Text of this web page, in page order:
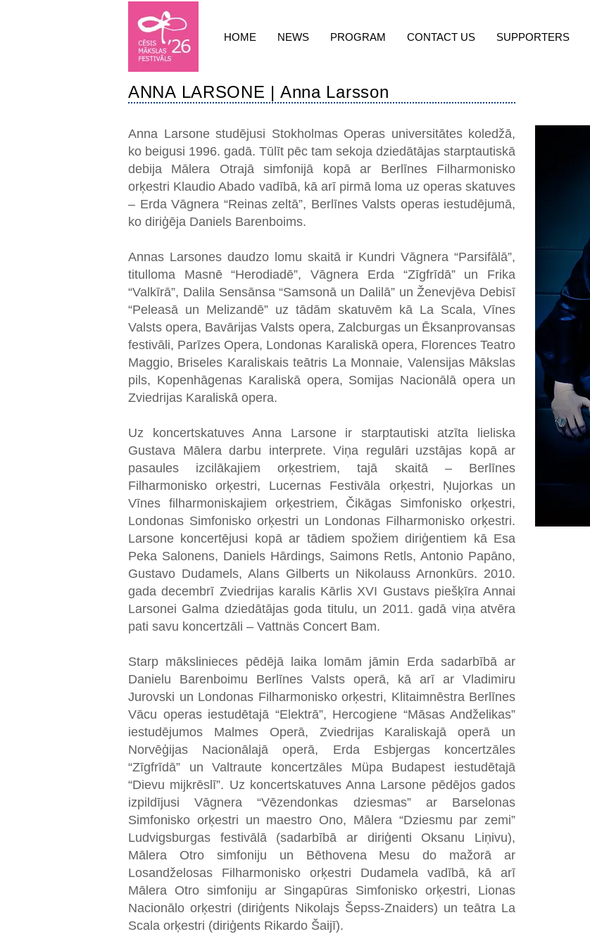
HOME NEWS PROGRAM CONTACT US SUPPORTERS
ANNA LARSONE | Anna Larsson
Anna Larsone studējusi Stokholmas Operas universitātes koledžā,
ko beigusi 1996. gadā. Tūlīt pēc tam sekoja dziedātājas starptautiskā
debija Mālera Otrajā simfonijā kopā ar Berlīnes Filharmonisko
orķestri Klaudio Abado vadībā, kā arī pirmā loma uz operas skatuves
– Erda Vāgnera “Reinas zeltā”, Berlīnes Valsts operas iestudējumā,
ko diriģēja Daniels Barenboims.
Annas Larsones daudzo lomu skaitā ir Kundri Vāgnera “Parsifālā”,
titulloma Masnē “Herodiadē”, Vāgnera Erda “Zīgfrīdā” un Frika
“Valkīrā”, Dalila Sensānsa “Samsonā un Dalilā” un Ženevjēva Debisī
“Peleasā un Melizandē” uz tādām skatuvēm kā La Scala, Vīnes
Valsts opera, Bavārijas Valsts opera, Zalcburgas un Ēksanprovansas
festivāli, Parīzes Opera, Londonas Karaliskā opera, Florences Teatro
Maggio, Briseles Karaliskais teātris La Monnaie, Valensijas Mākslas
pils, Kopenhāgenas Karaliskā opera, Somijas Nacionālā opera un
Zviedrijas Karaliskā opera.
Uz koncertskatuves Anna Larsone ir starptautiski atzīta lieliska
Gustava Mālera darbu interprete. Viņa regulāri uzstājas kopā ar
pasaules izcilākajiem orķestriem, tajā skaitā – Berlīnes
Filharmonisko orķestri, Lucernas Festivāla orķestri, Ņujorkas un
Vīnes filharmoniskajiem orķestriem, Čikāgas Simfonisko orķestri,
Londonas Simfonisko orķestri un Londonas Filharmonisko orķestri.
Larsone koncertējusi kopā ar tādiem spožiem diriģentiem kā Esa
Peka Salonens, Daniels Hārdings, Saimons Retls, Antonio Papāno,
Gustavo Dudamels, Alans Gilberts un Nikolauss Arnonkūrs. 2010.
gada decembrī Zviedrijas karalis Kārlis XVI Gustavs piešķīra Annai
Larsonei Galma dziedātājas goda titulu, un 2011. gadā viņa atvēra
pati savu koncertzāli – Vattnäs Concert Bam.
Starp mākslinieces pēdējā laika lomām jāmin Erda sadarbībā ar
Danielu Barenboimu Berlīnes Valsts operā, kā arī ar Vladimiru
Jurovski un Londonas Filharmonisko orķestri, Klitaimnēstra Berlīnes
Vācu operas iestudētajā “Elektrā”, Hercogiene “Māsas Andželikas”
iestudējumos Malmes Operā, Zviedrijas Karaliskajā operā un
Norvēģijas Nacionālajā operā, Erda Esbjergas koncertzāles
“Zīgfrīdā” un Valtraute koncertzāles Müpa Budapest iestudētajā
“Dievu mijkrēslī”. Uz koncertskatuves Anna Larsone pēdējos gados
izpildījusi Vāgnera “Vēzendonkas dziesmas” ar Barselonas
Simfonisko orķestri un maestro Ono, Mālera “Dziesmu par zemi”
Ludvigsburgas festivālā (sadarbībā ar diriģenti Oksanu Liņivu),
Mālera Otro simfoniju un Bēthovena Mesu do mažorā ar
Losandželosas Filharmonisko orķestri Dudamela vadībā, kā arī
Mālera Otro simfoniju ar Singapūras Simfonisko orķestri, Lionas
Nacionālo orķestri (diriģents Nikolajs Šepss-Znaiders) un teātra La
Scala orķestri (diriģents Rikardo Šaijī).